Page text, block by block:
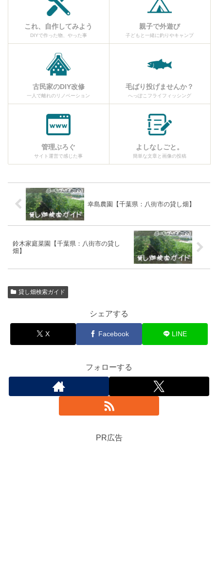
これ、自作してみよう
DIYで作った物、やった事
親子で外遊び
子どもと一緒に釣りやキャンプ
古民家のDIY改修
一人で離れのリノベーション
毛ばり投げませんか？
へっぽこフライフィッシング
管理ぶろぐ
サイト運営で感じた事
よしなしごと。
簡単な文章と画像の投稿
幸島農園【千葉県：八街市の貸し畑】
鈴木家庭菜園【千葉県：八街市の貸し
畑】
貸し畑検索ガイド
シェアする
X Facebook LINE
フォローする
PR広告